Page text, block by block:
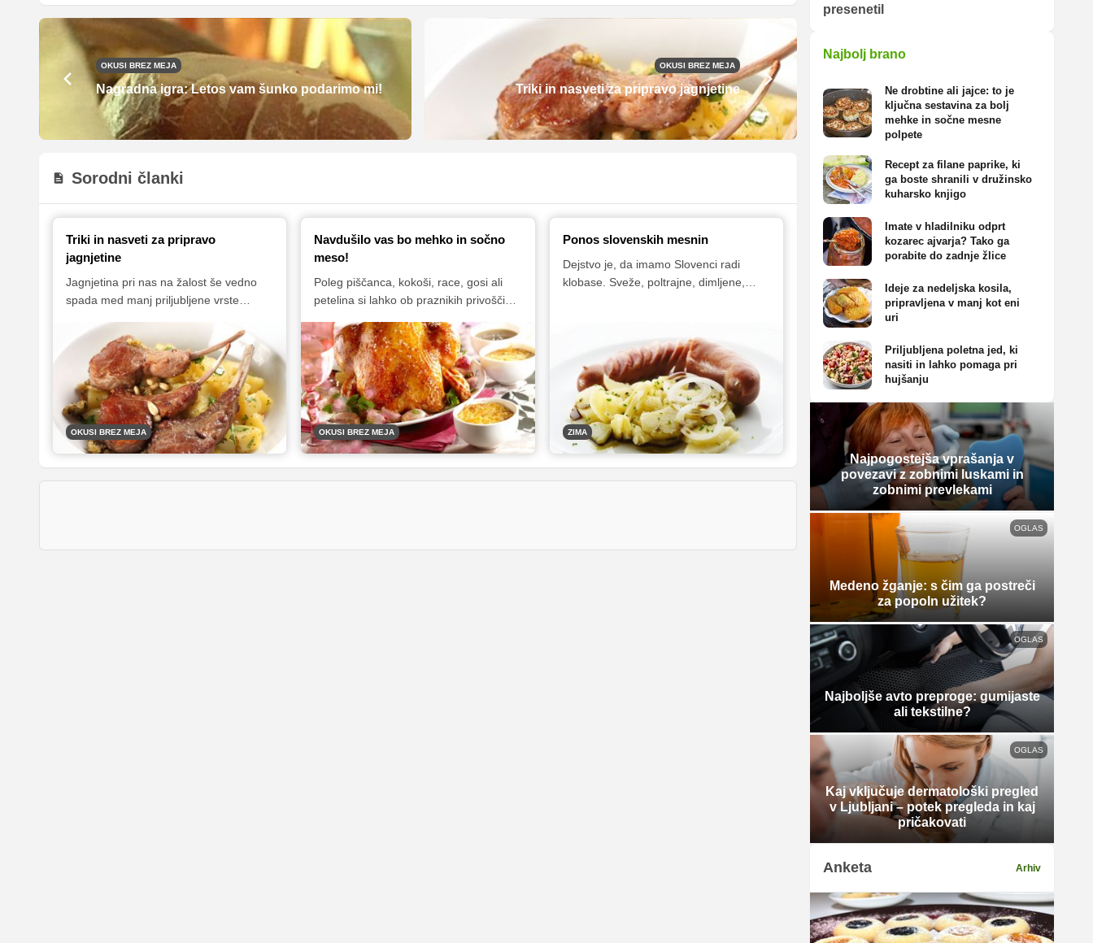
OKUSI BREZ MEJA
Nagradna igra: Letos vam šunko podarimo mi!
OKUSI BREZ MEJA
Triki in nasveti za pripravo jagnjetine
Sorodni članki
Triki in nasveti za pripravo
jagnjetine
Jagnjetina pri nas na žalost še vedno
spada med manj priljubljene vrste
je prava poslastica, saj je meso zelo
nežno, sočno in polnega okusa. V
nadaljevanju vam ponujamo nekaj
nasvetov in receptov, s pomočjo katerih
se bo jagnjetina zagotovo večkrat
znašla na vaših krožnikih!
OKUSI BREZ MEJA
Navdušilo vas bo mehko in sočno
meso!
Poleg piščanca, kokoši, race, gosi ali
petelina si lahko ob praznikih privoščimo
gosposko jed, danes pa je kopunovo
meso med sladokusci cenjeno zaradi
mehkega, okusnega in sočnega mesa.
Seveda bo potrebnega kar nekaj
iskanja, saj kopune danes zaradi
manjšega povpraševanja gojijo zgolj na
nekaterih kmetijah oziroma domačijah v
poskusite in zagotovo boste navdušeni!
OKUSI BREZ MEJA
Ponos slovenskih mesnin
Dejstvo je, da imamo Slovenci radi
klobase. Sveže, poltrajne, dimljene,
zgolj ob svečanih priložnostih in
pomembnih dogodkih, danes pa si ga
lahko privoščimo skorajda kadarkoli in
kjerkoli - kot hitro malico, narezek ali
glavno jed.
ZIMA
presenetil
Najbolj brano
Ne drobtine ali jajce: to je
ključna sestavina za bolj
mehke in sočne mesne
polpete
Recept za filane paprike, ki
ga boste shranili v družinsko
kuharsko knjigo
Imate v hladilniku odprt
kozarec ajvarja? Tako ga
porabite do zadnje žlice
Ideje za nedeljska kosila,
pripravljena v manj kot eni
uri
Priljubljena poletna jed, ki
nasiti in lahko pomaga pri
hujšanju
Najpogostejša vprašanja v
povezavi z zobnimi luskami in
zobnimi prevlekami
OGLAS
Medeno žganje: s čim ga postreči
za popoln užitek?
OGLAS
Najboljše avto preproge: gumijaste
ali tekstilne?
OGLAS
Kaj vključuje dermatološki pregled
v Ljubljani – potek pregleda in kaj
pričakovati
Anketa Arhiv